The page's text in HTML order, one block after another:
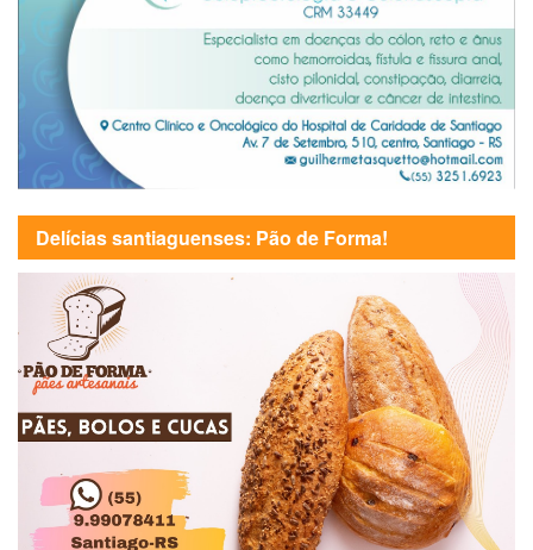
Delícias santiaguenses: Pão de Forma!